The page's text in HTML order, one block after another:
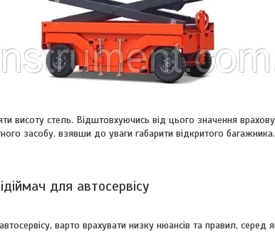
висоту стель. Відштовхуючись від цього значення
засобу, взявши до уваги габарити відкритого
для автосервісу
варто врахувати низку нюансів та правил, серед